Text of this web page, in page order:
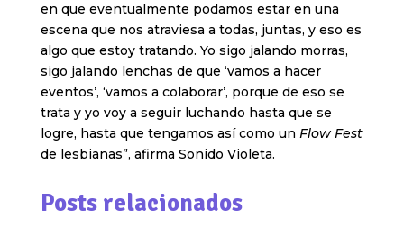
en que eventualmente podamos estar en una
escena que nos atraviesa a todas, juntas, y eso es
algo que estoy tratando. Yo sigo jalando morras,
sigo jalando lenchas de que ‘vamos a hacer
eventos’, ‘vamos a colaborar’, porque de eso se
trata y yo voy a seguir luchando hasta que se
logre, hasta que tengamos así como un Flow Fest
de lesbianas”, afirma Sonido Violeta.
Posts relacionados